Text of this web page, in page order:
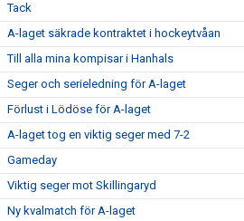
Tack
A-laget säkrade kontraktet i hockeytvåan
Till alla mina kompisar i Hanhals
Seger och serieledning för A-laget
Förlust i Lödöse för A-laget
A-laget tog en viktig seger med 7-2
Gameday
Viktig seger mot Skillingaryd
Ny kvalmatch för A-laget